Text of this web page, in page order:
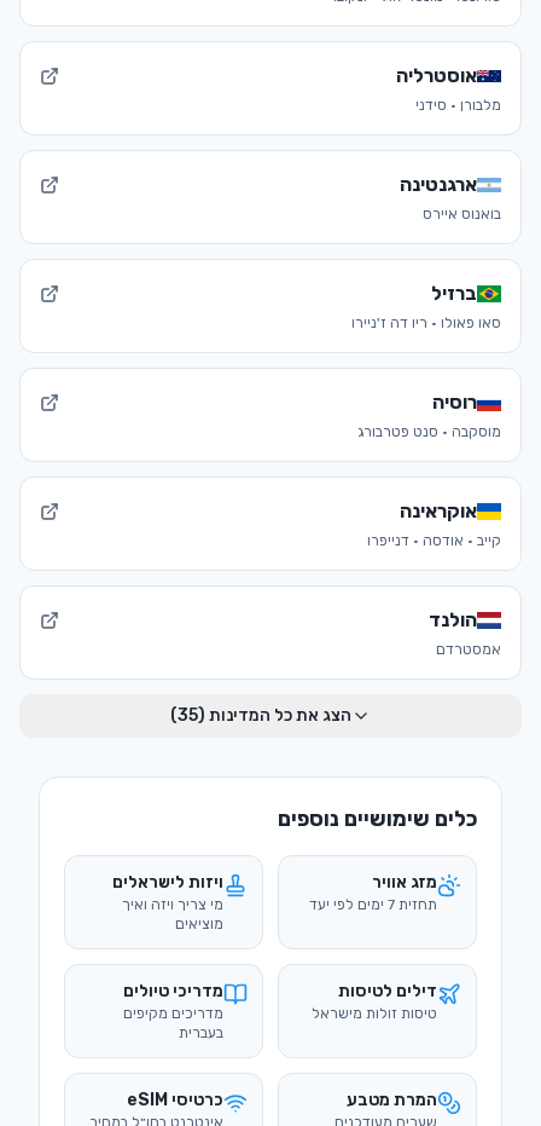
אוסטרליה
מלבורן · סידני
ארגנטינה
בואנוס איירס
ברזיל
סאו פאולו · ריו דה ז'ניירו
רוסיה
מוסקבה · סנט פטרבורג
אוקראינה
קייב · אודסה · דנייפרו
הולנד
אמסטרדם
הצג את כל המדינות (35
)
כלים שימושיים נוספים
מזג אוויר
תחזית 7 ימים לפי יעד
ויזות לישראלים
מי צריך ויזה ואיך
מוציאים
דילים לטיסות
טיסות זולות מישראל
מדריכי טיולים
מדריכים מקיפים
בעברית
המרת מטבע
שערים מעודכנים
כרטיסי eSIM
אינטרנט בחו״ל במחיר